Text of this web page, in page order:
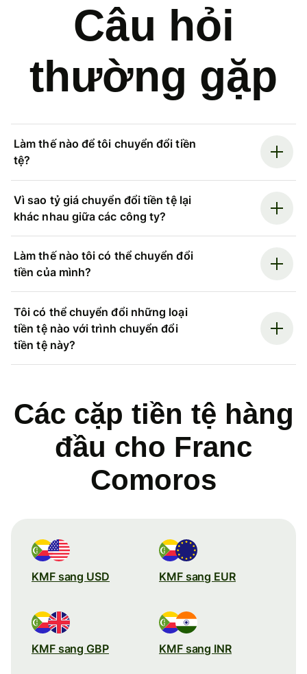
Câu hỏi
thường gặp
Làm thế nào để tôi chuyển đổi tiền
tệ?
Vì sao tỷ giá chuyển đổi tiền tệ lại
khác nhau giữa các công ty?
Làm thế nào tôi có thể chuyển đổi
tiền của mình?
Tôi có thể chuyển đổi những loại
tiền tệ nào với trình chuyển đổi
tiền tệ này?
Các cặp tiền tệ hàng
đầu cho Franc
Comoros
KMF sang USD KMF sang EUR
KMF sang GBP KMF sang INR